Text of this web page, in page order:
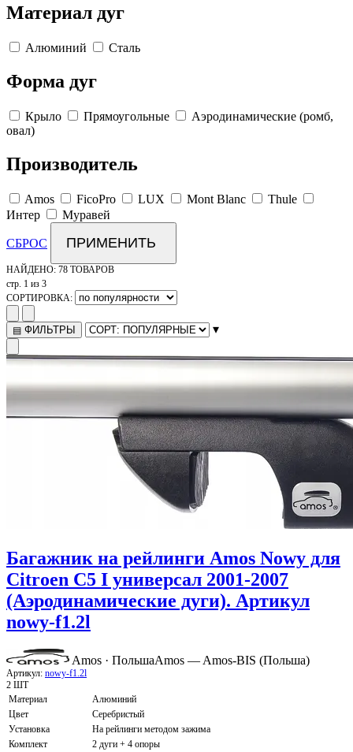
Материал дуг
Алюминий Сталь
Форма дуг
Крыло Прямоугольные
Аэродинамические (ромб,
овал)
Производитель
Amos FicoPro LUX Mont Blanc
Thule
Интер
Муравей
СБРОС ПРИМЕНИТЬ
НАЙДЕНО: 78 ТОВАРОВ
стр. 1 из 3
СОРТИРОВКА:
▤ ФИЛЬТРЫ ▾
Багажник на рейлинги Amos Nowy для
Citroen C5 I универсал 2001-2007
(Аэродинамические дуги). Артикул
nowy-f1.2l
Amos · ПольшаAmos — Amos-BIS (Польша)
Артикул: nowy-f1.2l
2 ШТ
Материал
Алюминий
Цвет
Серебристый
Установка
На рейлинги методом зажима
Комплект
2 дуги + 4 опоры